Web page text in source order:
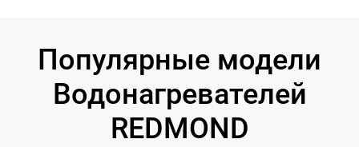
Популярные модели
Водонагревателей
REDMOND